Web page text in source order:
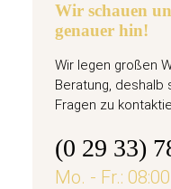
Wir schauen
genauer hin!
Wir legen großen
Beratung,
Fragen zu
(0 29 33)
Mo. - Fr.: